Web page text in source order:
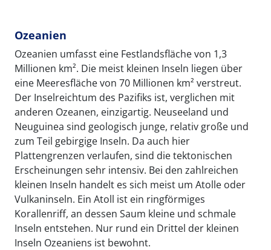
Ozeanien
Ozeanien umfasst eine Festlandsfläche von 1,3
Millionen km². Die meist kleinen Inseln liegen über
eine Meeresfläche von 70 Millionen km² verstreut.
Der Inselreichtum des Pazifiks ist, verglichen mit
anderen Ozeanen, einzigartig. Neuseeland und
Neuguinea sind geologisch junge, relativ große und
zum Teil gebirgige Inseln. Da auch hier
Plattengrenzen verlaufen, sind die tektonischen
Erscheinungen sehr intensiv. Bei den zahlreichen
kleinen Inseln handelt es sich meist um Atolle oder
Vulkaninseln. Ein Atoll ist ein ringförmiges
Korallenriff, an dessen Saum kleine und schmale
Inseln entstehen. Nur rund ein Drittel der kleinen
Inseln Ozeaniens ist bewohnt.